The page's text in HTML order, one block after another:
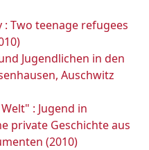
Two teenage refugees
Jugendlichen in den
Auschwitz
: Jugend in
private Geschichte aus
(2010)